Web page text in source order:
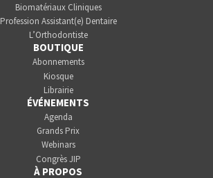
Biomatériaux Cliniques
Profession Assistant(e) Dentaire
L’Orthodontiste
BOUTIQUE
Abonnements
Kiosque
Librairie
ÉVÉNEMENTS
Agenda
Grands Prix
Webinars
Congrès JIP
À PROPOS